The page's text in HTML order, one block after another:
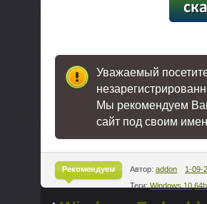
Уважаемый
Мы рекомендуем
сайт под своим
Рекомендуем
^
Автор:addon
1-09-
Теги:Windows 10